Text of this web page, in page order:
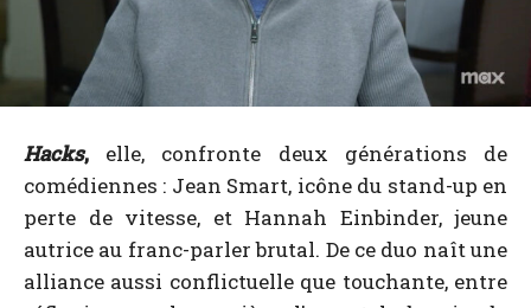
Hacks, elle, confronte deux générations de
comédiennes : Jean Smart, icône du stand-up en
perte de vitesse, et Hannah Einbinder, jeune
autrice au franc-parler brutal. De ce duo naît une
alliance aussi conflictuelle que touchante, entre